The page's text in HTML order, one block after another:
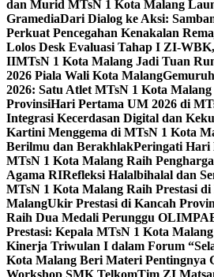
dan Murid MTsN 1 Kota Malang
GramediaDari Dialog ke Aksi:
Perkuat Pencegahan Kenakalan
Lolos Desk Evaluasi Tahap I ZI-
IIMTsN 1 Kota Malang Jadi Tuan
2026 Piala Wali Kota Malang
2026: Satu Atlet MTsN 1 Kota
ProvinsiHari Pertama UM 2026 di
Integrasi Kecerdasan Digital dan
Kartini Menggema di MTsN 1 Kota
Berilmu dan BerakhlakPeringati Hari
MTsN 1 Kota Malang Raih
Agama RIRefleksi Halalbihalal dan
MTsN 1 Kota Malang Raih Prestasi di
MalangUkir Prestasi di Kancah
Raih Dua Medali Perunggu
Prestasi: Kepala MTsN 1 Kota
Kinerja Triwulan I dalam Forum
Kota Malang Beri Materi Pentingnya
Workshop SMK TelkomTim ZI